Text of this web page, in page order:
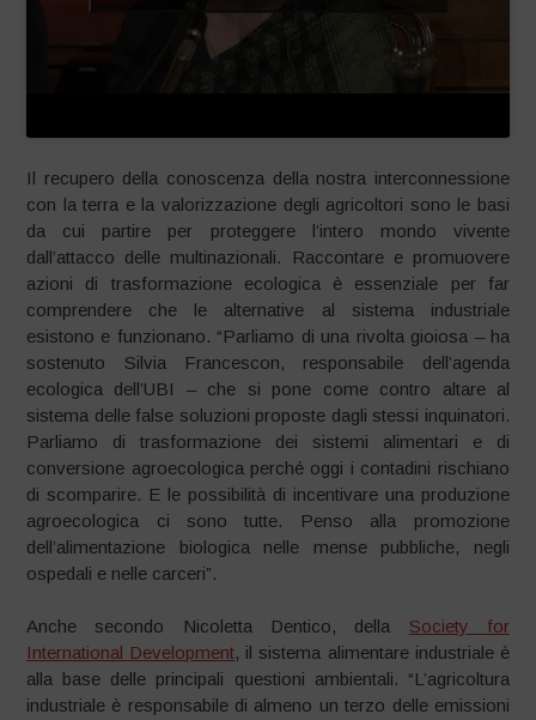
Il recupero della conoscenza della nostra interconnessione
con la terra e la valorizzazione degli agricoltori sono le basi
da cui partire per proteggere l’intero mondo vivente
dall’attacco delle multinazionali. Raccontare e promuovere
azioni di trasformazione ecologica è essenziale per far
comprendere che le alternative al sistema industriale
esistono e funzionano. “Parliamo di una rivolta gioiosa – ha
sostenuto Silvia Francescon, responsabile dell’agenda
ecologica dell’UBI – che si pone come contro altare al
sistema delle false soluzioni proposte dagli stessi inquinatori.
Parliamo di trasformazione dei sistemi alimentari e di
conversione agroecologica perché oggi i contadini rischiano
di scomparire. E le possibilità di incentivare una produzione
agroecologica ci sono tutte. Penso alla promozione
dell’alimentazione biologica nelle mense pubbliche, negli
ospedali e nelle carceri”.
Anche secondo Nicoletta Dentico, della Society for
International Development, il sistema alimentare industriale è
alla base delle principali questioni ambientali. “L’agricoltura
industriale è responsabile di almeno un terzo delle emissioni